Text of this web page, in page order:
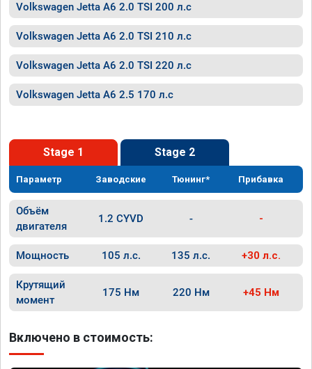
Volkswagen Jetta A6 2.0 TSI 200 л.с
Volkswagen Jetta A6 2.0 TSI 210 л.с
Volkswagen Jetta A6 2.0 TSI 220 л.с
Volkswagen Jetta A6 2.5 170 л.с
Stage 1 Stage 2
Параметр Заводские Тюнинг* Прибавка
Объём
двигателя
1.2 CYVD - -
Мощность 105 л.с. 135 л.с. +30 л.с.
Крутящий
момент
175 Нм 220 Нм +45 Нм
Включено в стоимость: